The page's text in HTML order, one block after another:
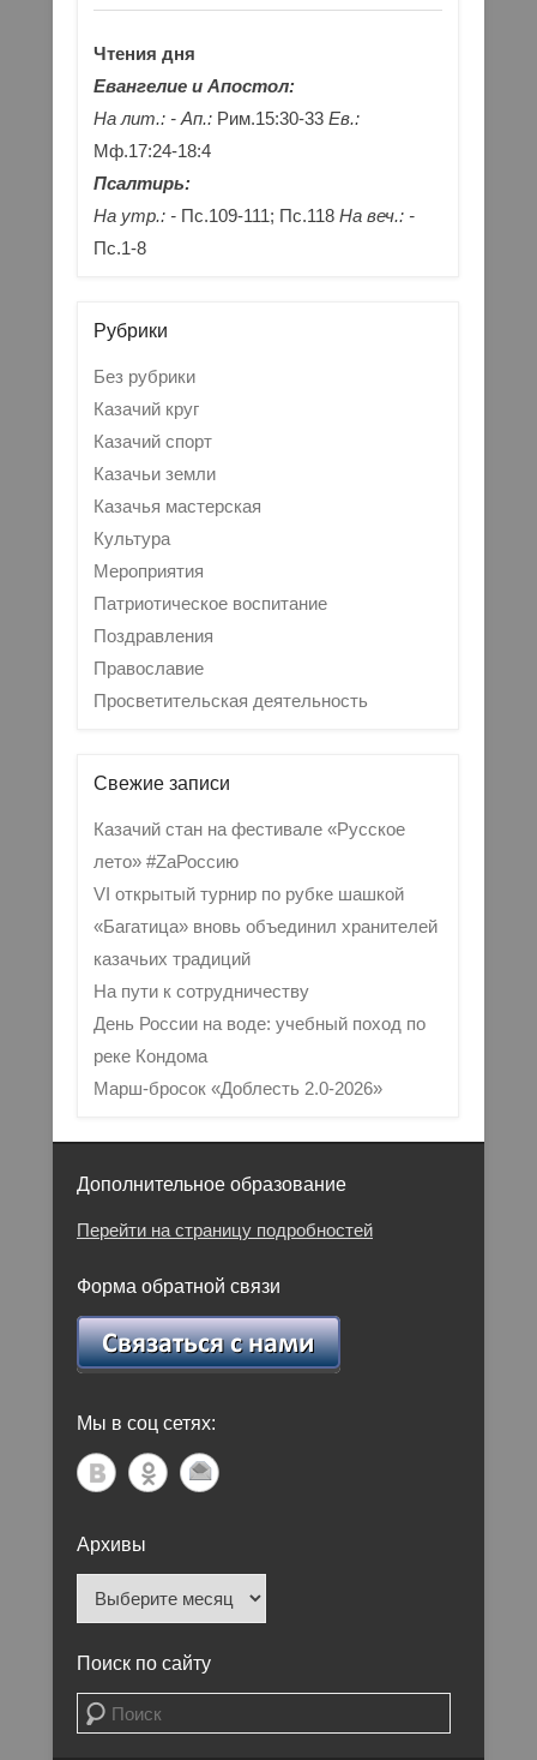
Чтения дня
Евангелие и Апостол:
На лит.: - Ап.: Рим.15:30-33Ев.:
Мф.17:24-18:4
Псалтирь:
На утр.: - Пс.109-111; Пс.118На веч.: -
Пс.1-8
Рубрики
Без рубрики
Казачий круг
Казачий спорт
Казачьи земли
Казачья мастерская
Культура
Мероприятия
Патриотическое воспитание
Поздравления
Православие
Просветительская деятельность
Свежие записи
Казачий стан на фестивале «Русское
лето» #ZaРоссию
VI открытый турнир по рубке шашкой
«Багатица» вновь объединил хранителей
казачьих традиций
На пути к сотрудничеству
День России на воде: учебный поход по
реке Кондома
Марш-бросок «Доблесть 2.0-2026»
Дополнительное образование
Перейти на страницу подробностей
Форма обратной связи
Мы в соц сетях:
Архивы
Архивы
Поиск по сайту
Поиск